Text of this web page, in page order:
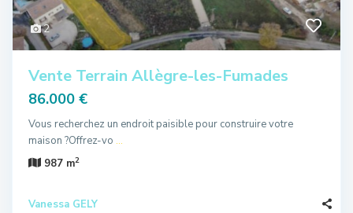
2
Vente Terrain Allègre-les-Fumades
86.000 €
Vous recherchez un endroit paisible pour construire votre
maison ?Offrez-vo ...
987 m2
Vanessa GELY